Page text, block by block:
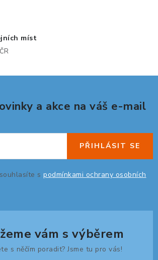
míst
a akce na váš e-mail
s podmínkami ochrany osobních
PŘIHLÁSIT SE
vám s výběrem
s něčím poradit? Jsme tu pro vás!